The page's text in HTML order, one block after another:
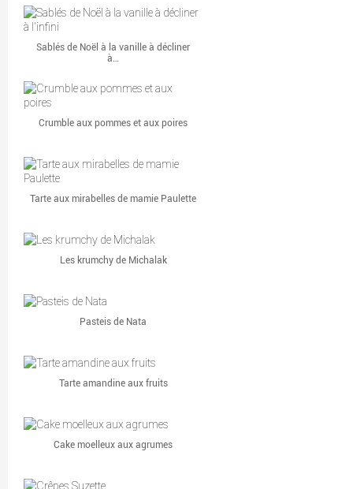
Sablés de Noël à la vanille à décliner
à…
Crumble aux pommes et aux poires
Tarte aux mirabelles de mamie Paulette
Les krumchy de Michalak
Pasteis de Nata
Tarte amandine aux fruits
Cake moelleux aux agrumes